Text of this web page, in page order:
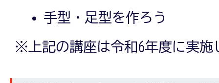
手型・足型を作ろう
※上記の講座は令和6年度に実施